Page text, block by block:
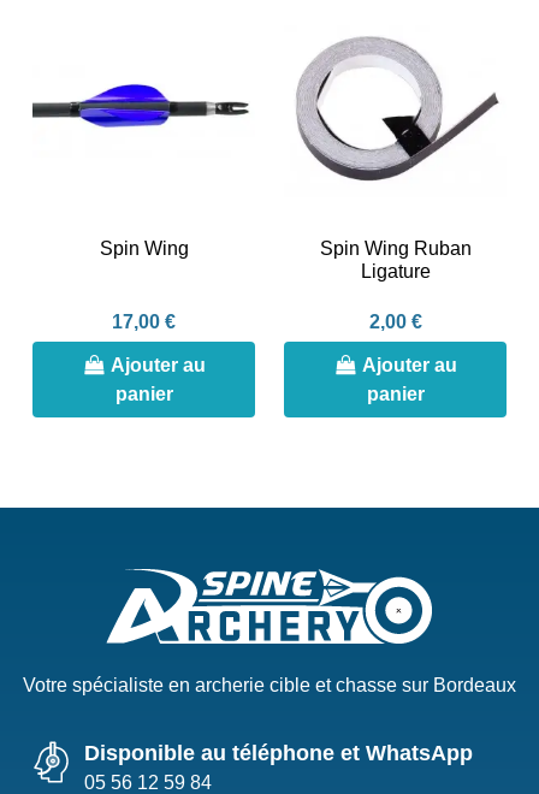
Spin Wing
17,00 €
Ajouter au
panier
Spin Wing Ruban
Ligature
2,00 €
Ajouter au
panier
Votre spécialiste en archerie cible et chasse sur Bordeaux
Disponible au téléphone et WhatsApp
05 56 12 59 84